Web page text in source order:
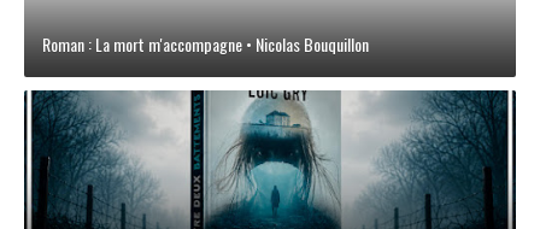
Roman : La mort m'accompagne • Nicolas Bouquillon